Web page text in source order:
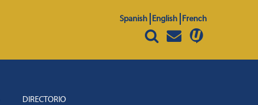
Spanish English French
DIRECTORIO